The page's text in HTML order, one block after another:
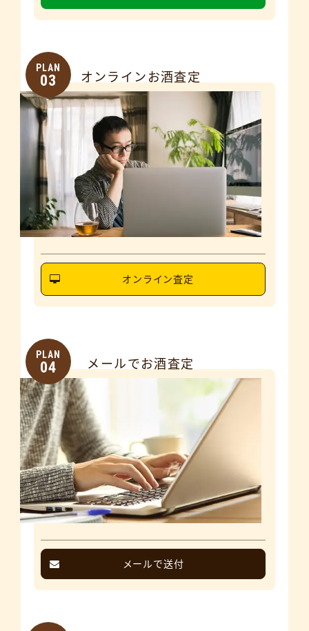
PLAN
03 オンラインお酒査定
オンライン査定
PLAN
04 メールでお酒査定
メールで送付